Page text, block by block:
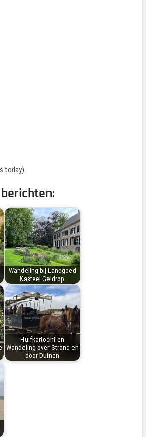
today)
Wandeling bij Landgoed
Kasteel Geldrop
Huifkartocht en
Wandeling over Strand en
door Duinen